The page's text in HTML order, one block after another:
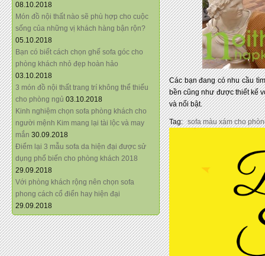
08.10.2018
Món đồ nội thất nào sẽ phù hợp cho cuộc
sống của những vị khách hàng bận rộn?
05.10.2018
Bạn có biết cách chọn ghế sofa góc cho
phòng khách nhỏ đẹp hoàn hảo
03.10.2018
3 món đồ nội thất trang trí không thể thiếu
cho phòng ngủ 03.10.2018
Kinh nghiệm chọn sofa phòng khách cho
người mệnh Kim mang lại tài lộc và may
mắn 30.09.2018
Điểm lại 3 mẫu sofa da hiện đại được sử
dụng phổ biến cho phòng khách 2018
29.09.2018
Với phòng khách rộng nên chọn sofa
phong cách cổ điển hay hiện đại
29.09.2018
Các bạn đang có nhu cầu
bền cũng như được thiết kế
và nổi bật.
Tag: sofa màu xám cho